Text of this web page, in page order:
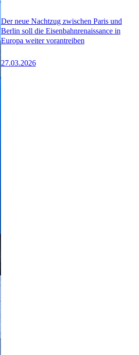
Der neue Nachtzug zwischen Paris und
Berlin soll die Eisenbahnrenaissance in
Europa weiter vorantreiben
27.03.2026